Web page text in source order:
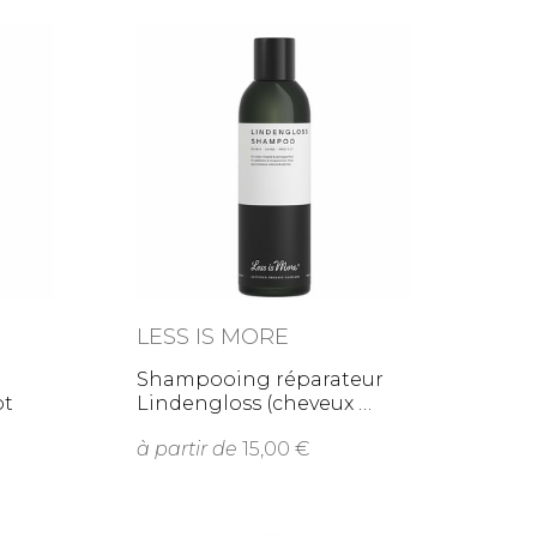
LESS IS MORE
Shampooing réparateur
Lindengloss (cheveux
à partir de 15,00